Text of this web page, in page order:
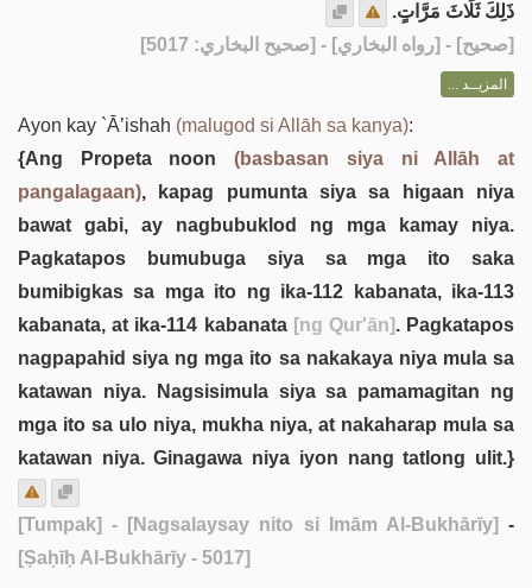
ذَلِكَ ثَلَاثَ مَرَّاتٍ.
[صحيح] - [رواه البخاري] - [صحيح البخاري: 5017]
المزيــد ...
Ayon kay `Ā’ishah (malugod si Allāh sa kanya):
{Ang Propeta noon(basbasan siya ni Allāh at
pangalagaan), kapag pumunta siya sa higaan niya
bawat gabi, ay nagbubuklod ng mga kamay niya.
Pagkatapos bumubuga siya sa mga ito saka
bumibigkas sa mga ito ng ika-112 kabanata, ika-113
kabanata, at ika-114 kabanata [ng Qur'ān]. Pagkatapos
nagpapahid siya ng mga ito sa nakakaya niya mula sa
katawan niya. Nagsisimula siya sa pamamagitan ng
mga ito sa ulo niya, mukha niya, at nakaharap mula sa
katawan niya. Ginagawa niya iyon nang tatlong ulit.}
[Tumpak] - [Nagsalaysay nito si Imām Al-Bukhārīy] -
[Ṣaḥīḥ Al-Bukhārīy - 5017]